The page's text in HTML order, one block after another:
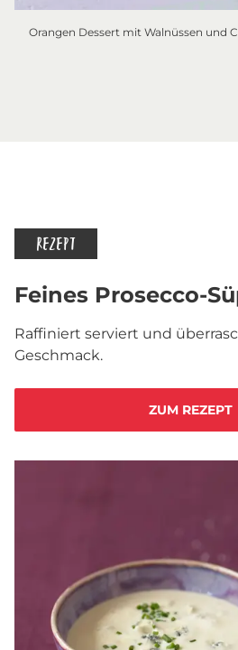
Orangen Dessert mit Walnüssen und
REZEPT
Feines Prosecco-
Raffiniert serviert und
Geschmack.
ZUM REZEPT